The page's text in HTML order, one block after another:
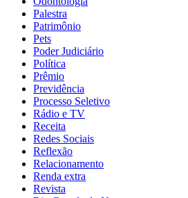
Palestra
Patrimônio
Pets
Poder Judiciário
Política
Prêmio
Previdência
Processo Seletivo
Rádio e TV
Receita
Redes Sociais
Reflexão
Relacionamento
Renda extra
Revista